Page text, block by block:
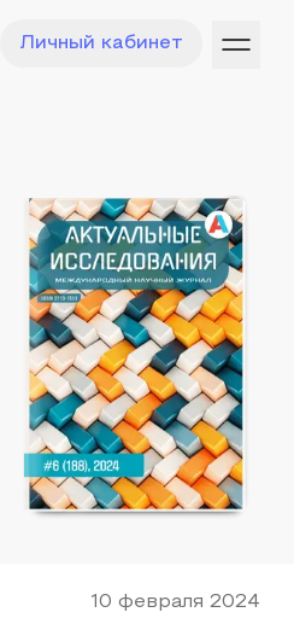
Личный кабинет
10 февраля 2024